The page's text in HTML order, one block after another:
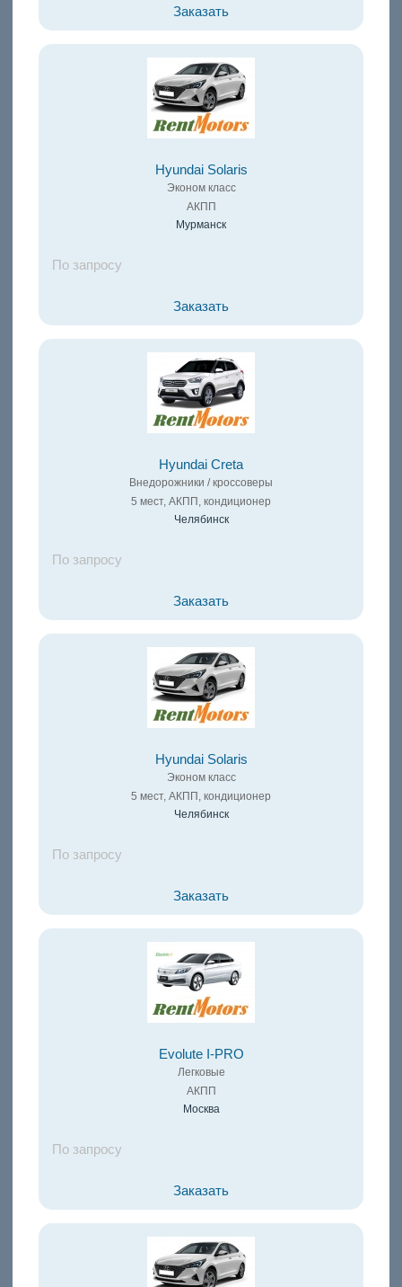
Заказать
Hyundai Solaris
Эконом класс
АКПП
Мурманск
По запросу
Заказать
Hyundai Creta
Внедорожники / кроссоверы
5 мест, АКПП, кондиционер
Челябинск
По запросу
Заказать
Hyundai Solaris
Эконом класс
5 мест, АКПП, кондиционер
Челябинск
По запросу
Заказать
Evolute I-PRO
Легковые
АКПП
Москва
По запросу
Заказать